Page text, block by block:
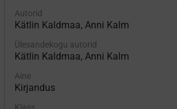
Autorid
Kätlin Kaldmaa, Anni Kalm
Ülesandekogu autorid
Kätlin Kaldmaa, Anni Kalm
Aine
Kirjandus